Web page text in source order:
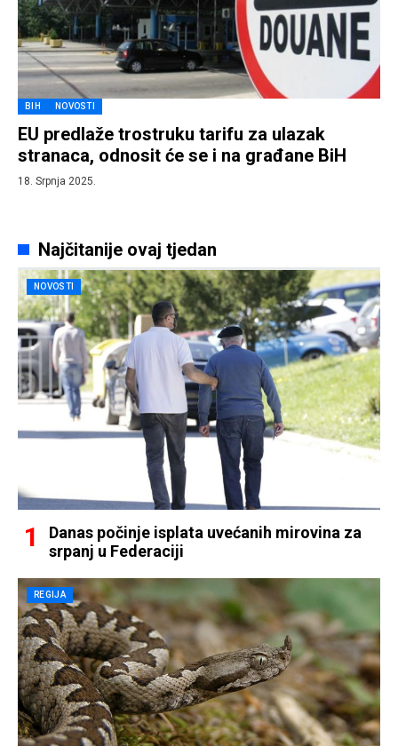
BIH NOVOSTI
EU predlaže trostruku tarifu za ulazak
stranaca, odnosit će se i na građane BiH
18. Srpnja 2025.
Najčitanije ovaj tjedan
NOVOSTI
Danas počinje isplata uvećanih mirovina za
srpanj u Federaciji
REGIJA